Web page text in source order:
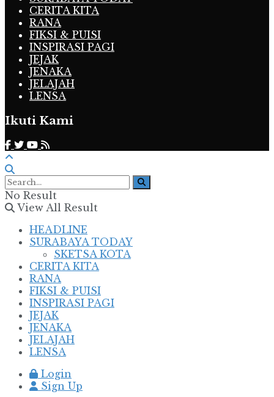
CERITA KITA
RANA
FIKSI & PUISI
INSPIRASI PAGI
JEJAK
JENAKA
JELAJAH
LENSA
Ikuti Kami
No Result
View All Result
HEADLINE
SURABAYA TODAY
SKETSA KOTA
CERITA KITA
RANA
FIKSI & PUISI
INSPIRASI PAGI
JEJAK
JENAKA
JELAJAH
LENSA
Login
Sign Up